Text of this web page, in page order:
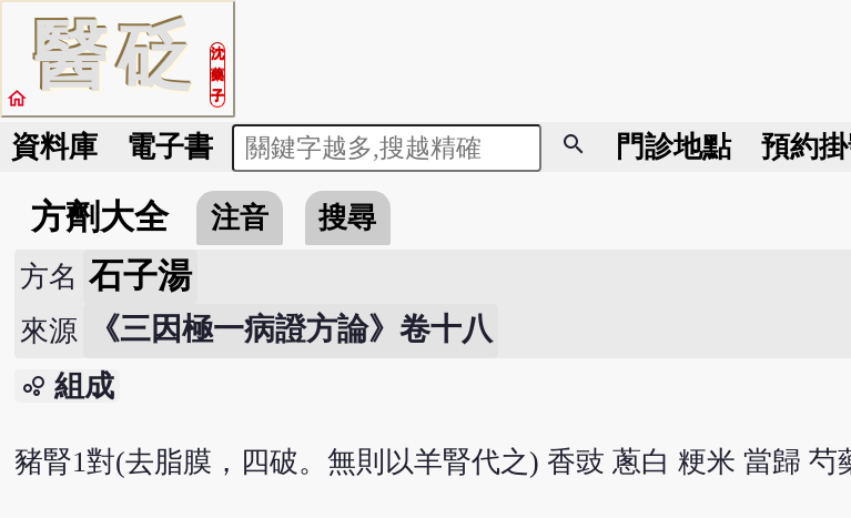
醫砭
沈
藥
子
home
資料庫 電子書 search 門診地點 預約
方劑大全 注音 搜尋
方名 石子湯
來源 《三因極一病證方論》卷十八
bubble_chart 組成
豬腎1對(去脂膜，四破。無則以羊腎代之) 香豉 蔥白 粳米 當歸 芍